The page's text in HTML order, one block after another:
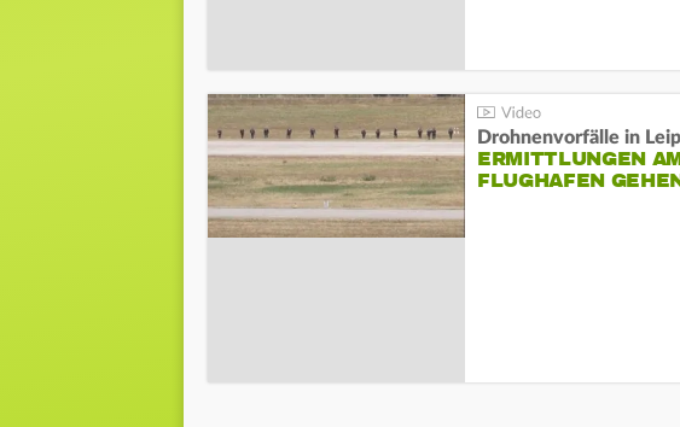
Drohnenvorfälle in
ERMITTLUNGEN
FLUGHAFEN